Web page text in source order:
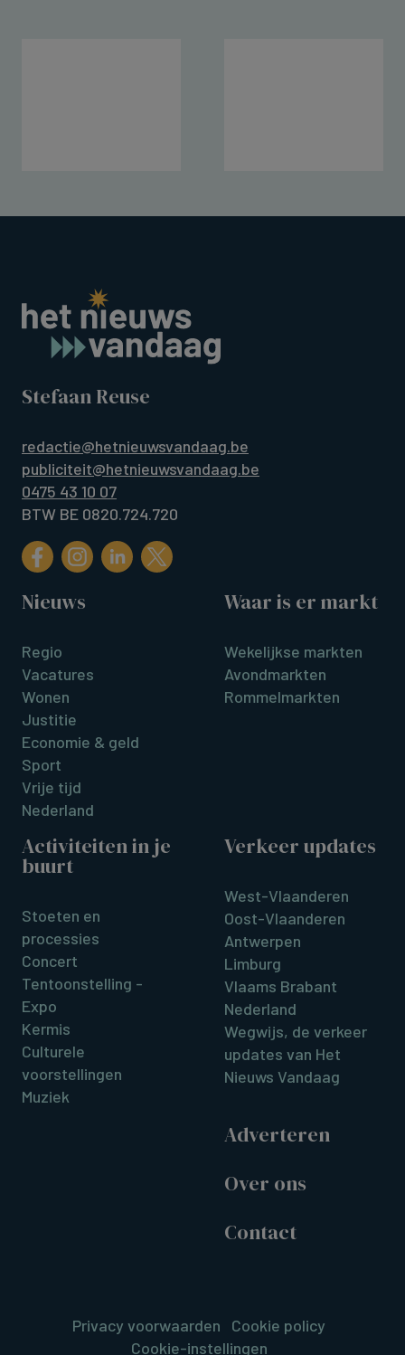
Stefaan Reuse
redactie@hetnieuwsvandaag.be
publiciteit@hetnieuwsvandaag.be
0475 43 10 07
BTW BE 0820.724.720
Nieuws
Regio
Vacatures
Wonen
Justitie
Economie & geld
Sport
Vrije tijd
Nederland
Waar is er markt
Wekelijkse markten
Avondmarkten
Rommelmarkten
Activiteiten in je
buurt
Stoeten en
processies
Concert
Tentoonstelling -
Expo
Kermis
Culturele
voorstellingen
Muziek
Verkeer updates
West-Vlaanderen
Oost-Vlaanderen
Antwerpen
Limburg
Vlaams Brabant
Nederland
Wegwijs, de verkeer
updates van Het
Nieuws Vandaag
Adverteren
Over ons
Contact
Privacy voorwaarden
Cookie policy
Cookie-instellingen